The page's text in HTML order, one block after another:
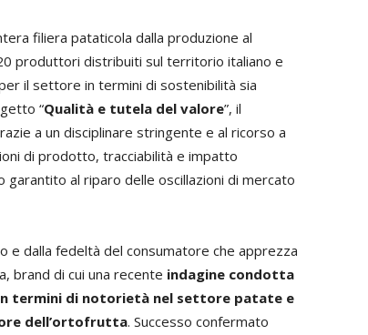
filiera pataticola dalla produzione al
produttori distribuiti sul territorio italiano e
il settore in termini di sostenibilità sia
“Qualità e tutela del valore”, il
a un disciplinare stringente e al ricorso a
di prodotto, tracciabilità e impatto
al riparo delle oscillazioni di mercato
e dalla fedeltà del consumatore che apprezza
brand di cui una recente indagine condotta
termini di notorietà nel settore patate e
dell’ortofrutta. Successo confermato